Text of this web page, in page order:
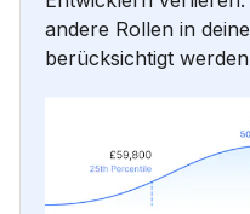
andere Rollen in
berücksichtigt